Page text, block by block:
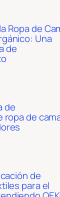
Ropa de
Una
de
de
ropa de
de
para el